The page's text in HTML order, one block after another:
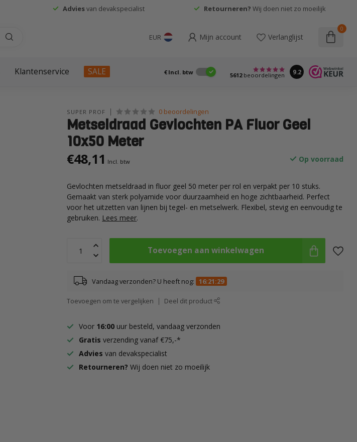
Adviesvan devakspecialist Retourneren? Wij doen niet zo moeilijk
EUR Mijn account Verlanglijst
0
Klantenservice SALE € Incl. btw 5612beoordelingen 9.2
SUPER PROF 0 beoordelingen
Metseldraad Gevlochten PA Fluor Geel
10x50 Meter
€48,11 Incl. btw Op voorraad
Gevlochten metseldraad in fluor geel 50 meter per rol en verpakt per 10 stuks.
Gemaakt van sterk polyamide voor duurzaamheid en hoge zichtbaarheid. Perfect
voor het uitzetten van lijnen bij tegel- en metselwerk. Flexibel, stevig en eenvoudig te
gebruiken. Lees meer.
Toevoegen aan winkelwagen
Vandaag verzonden? U heeft nog: 16:21:29
Toevoegen om te vergelijken Deel dit product
Voor 16:00 uur besteld, vandaag verzonden
Gratis verzending vanaf €75,-*
Advies van devakspecialist
Retourneren?Wij doen niet zo moeilijk